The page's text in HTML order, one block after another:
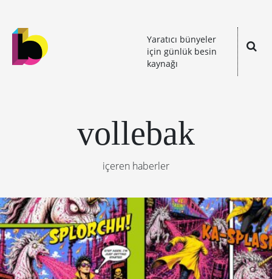
Yaratıcı bünyeler
için günlük besin
kaynağı
vollebak
içeren haberler